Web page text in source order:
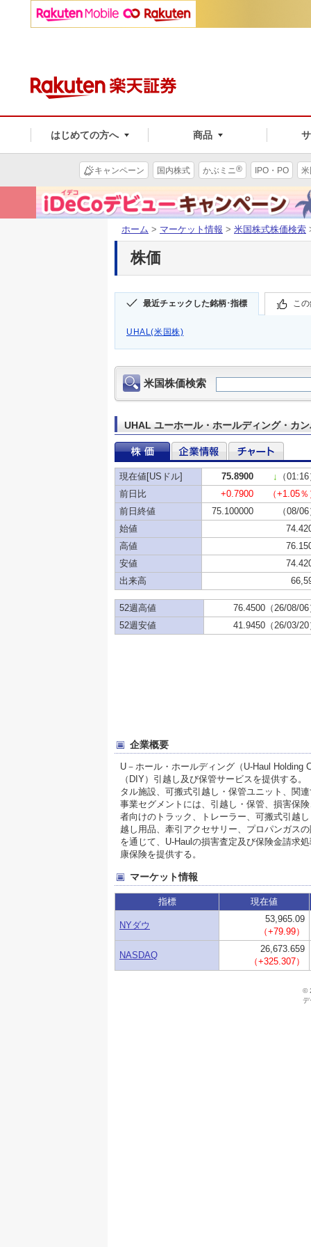
はじめての方へ 商品
キャンペーン 国内株式 かぶミニ® IPO・PO
ホーム > マーケット情報 > 米国株式株価検索
株価
最近チェックした銘柄･指標 こ
UHAL(米国株)